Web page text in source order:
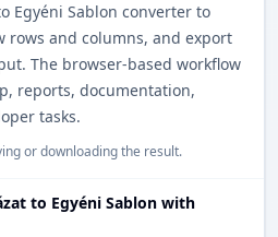
Egyéni Sablon converter to
rows and columns, and export
The browser-based workflow
reports, documentation,
tasks.
or downloading the result.
to Egyéni Sablon with